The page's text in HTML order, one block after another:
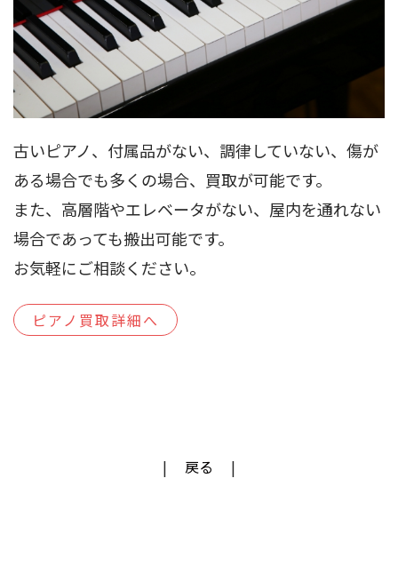
古いピアノ、付属品がない、調律していない、傷が
ある場合でも多くの場合、買取が可能です。
また、高層階やエレベータがない、屋内を通れない
場合であっても搬出可能です。
お気軽にご相談ください。
ピアノ買取詳細へ
戻る